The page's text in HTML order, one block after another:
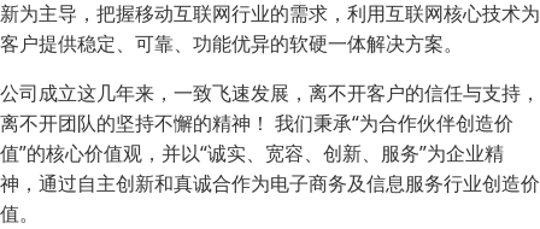
新为主导，把握移动互联网行业的需求，利用互联网核心技术为
客户提供稳定、可靠、功能优异的软硬一体解决方案。
公司成立这几年来，一致飞速发展，离不开客户的信任与支持，
离不开团队的坚持不懈的精神！ 我们秉承“为合作伙伴创造价
值”的核心价值观，并以“诚实、宽容、创新、服务”为企业精
神，通过自主创新和真诚合作为电子商务及信息服务行业创造价
值。